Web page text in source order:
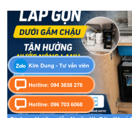
Kim Dung - Tư vấn viên
Hotline: 094 3838 278
Hotline: 096 703 6068